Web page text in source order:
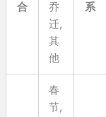
合
乔
迁,
其
他
系
春
节,